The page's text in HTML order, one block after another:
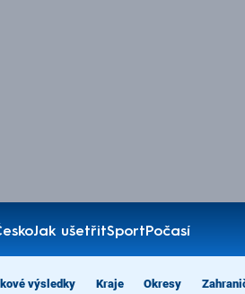
Jak ušetřitSportPočasí
výsledky Kraje Okresy